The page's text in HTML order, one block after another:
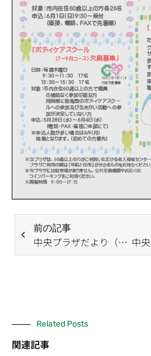
前の記事
中央プラザだより（5月号）
Related Posts
関連記事